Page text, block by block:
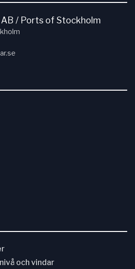
/ Ports of Stockholm
och vindar